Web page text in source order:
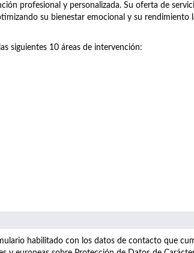
profesional y personalizada. Su oferta de
su bienestar emocional y su rendimiento
siguientes 10 áreas de intervención:
habilitado con los datos de contacto que